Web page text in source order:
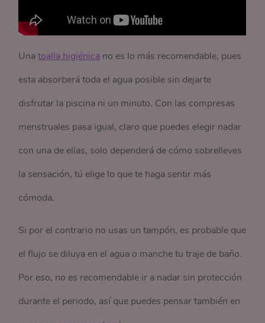
Unatoalla higiénica no es lo más recomendable, pues
esta absorberá toda el agua posible sin dejarte
disfrutar la piscina ni un minuto. Con las compresas
menstruales pasa igual, claro que puedes elegir nadar
con una de ellas, solo dependerá de cómo sobrelleves
la sensación, tú elige lo que te haga sentir más
cómoda.
Si por el contrario no usas un tampón, es probable que
el flujo se diluya en el agua o manche tu traje de baño.
Por eso, no es recomendable ir a nadar sin protección
durante el periodo, así que puedes pensar también en